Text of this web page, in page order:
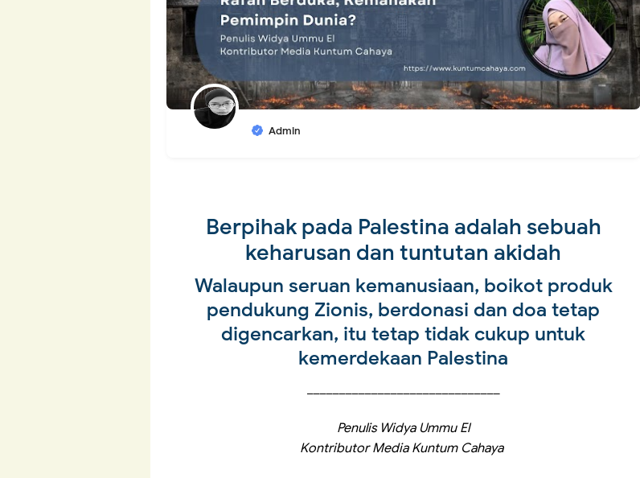
Admin
Berpihak pada Palestina adalah sebuah
keharusan dan tuntutan akidah
Walaupun seruan kemanusiaan, boikot produk
pendukung Zionis, berdonasi dan doa tetap
digencarkan, itu tetap tidak cukup untuk
kemerdekaan Palestina
Penulis Widya Ummu El
Kontributor Media Kuntum Cahaya